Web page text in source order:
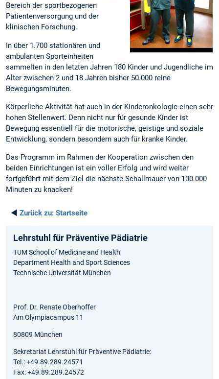
Bereich der sportbezogenen
Patientenversorgung und der
klinischen Forschung.
In über 1.700 stationären und
ambulanten Sporteinheiten
sammelten in den letzten Jahren 180 Kinder und Jugendliche im
Alter zwischen 2 und 18 Jahren bisher 50.000 reine
Bewegungsminuten.
Körperliche Aktivität hat auch in der Kinderonkologie einen sehr
hohen Stellenwert. Denn nicht nur für gesunde Kinder ist
Bewegung essentiell für die motorische, geistige und soziale
Entwicklung, sondern besondern auch für kranke Kinder.
Das Programm im Rahmen der Kooperation zwischen den
beiden Einrichtungen ist ein voller Erfolg und wird weiter
fortgeführt mit dem Ziel die nächste Schallmauer von 100.000
Minuten zu knacken!
◄ Zurück zu: Startseite
Lehrstuhl für Präventive Pädiatrie
TUM School of Medicine and Health
Department Health and Sport Sciences
Technische Universität München
Prof. Dr. Renate Oberhoffer
Am Olympiacampus 11
80809 München
Sekretariat Lehrstuhl für Präventive Pädiatrie:
Tel.: +49.89.289.24571
Fax: +49.89.289.24572